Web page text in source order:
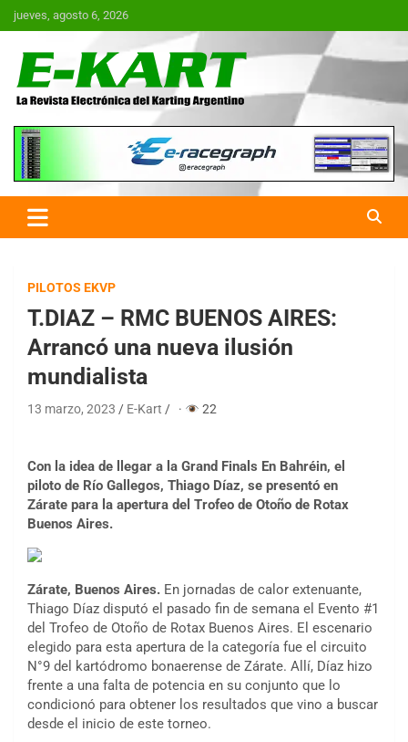
Saltar
al
jueves, agosto 6, 2026
E-Kart.com.ar | La Revista
Electrónica del Karting en
Argentina
PILOTOS EKVP
T.DIAZ – RMC BUENOS AIRES:
Arrancó una nueva ilusión
mundialista
13 marzo, 2023 E-Kart · 22
Con la idea de llegar a la Grand Finals En Bahréin, el
piloto de Río Gallegos, Thiago Díaz, se presentó en
Zárate para la apertura del Trofeo de Otoño de Rotax
Buenos Aires.
Zárate, Buenos Aires. En jornadas de calor extenuante,
Thiago Díaz disputó el pasado fin de semana el Evento #1
del Trofeo de Otoño de Rotax Buenos Aires. El escenario
elegido para esta apertura de la categoría fue el circuito
N°9 del kartódromo bonaerense de Zárate. Allí, Díaz hizo
frente a una falta de potencia en su conjunto que lo
condicionó para obtener los resultados que vino a buscar
desde el inicio de este torneo.